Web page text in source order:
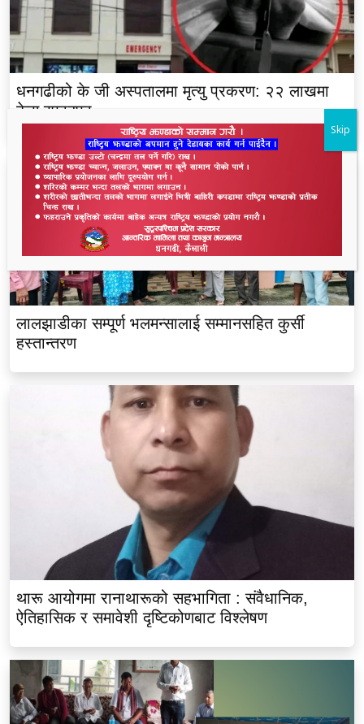
धनगढीको के जी अस्पतालमा मृत्यु प्रकरण: २२ लाखमा
केस रफादफा
लालझाडीका सम्पूर्ण भलमन्सालाई सम्मानसहित कुर्सी
हस्तान्तरण
थारू आयोगमा रानाथारूको सहभागिता : संवैधानिक,
ऐतिहासिक र समावेशी दृष्टिकोणबाट विश्लेषण
Skip